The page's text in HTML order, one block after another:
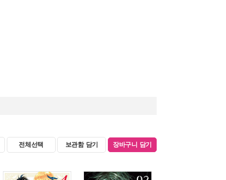
전체선택 보관함 담기 장바구니 담기